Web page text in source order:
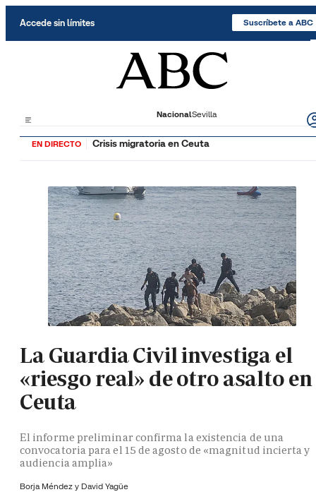
Accede sin límites Suscríbete a ABC
NacionalSevilla
EN DIRECTO Crisis migratoria en Ceuta
La Guardia Civil investiga el
«riesgo real» de otro asalto en
Ceuta
El informe preliminar confirma la existencia de una
convocatoria para el 15 de agosto de «magnitud incierta y
audiencia amplia»
Borja Méndez y David Yagüe